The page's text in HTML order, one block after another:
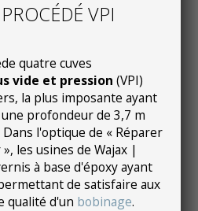
VPI
quatre cuves
vide et pression (VPI)
la plus imposante ayant
profondeur de 3,7 m
l'optique de « Réparer
les usines de Wajax |
à base d'époxy ayant
de satisfaire aux
qualité d'un bobinage.